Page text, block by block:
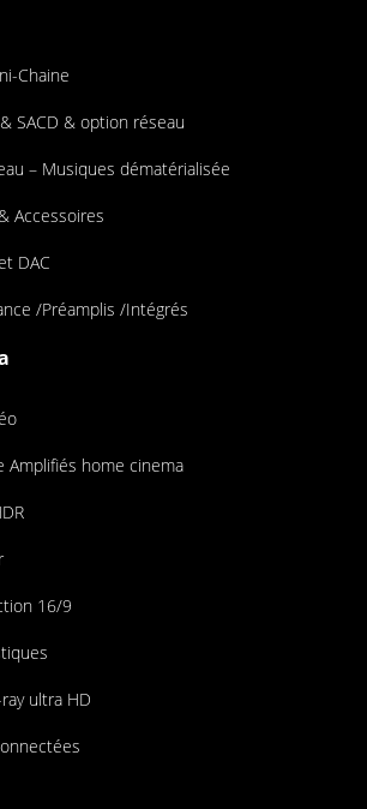
Chaine
SACD & option réseau
– Musiques dématérialisée
Accessoires
DAC
/Préamplis /Intégrés
Amplifiés home cinema
16/9
ultra HD